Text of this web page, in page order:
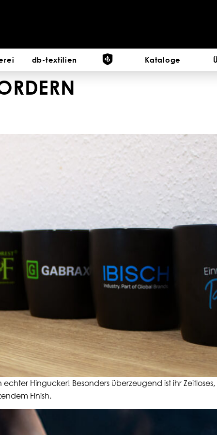
db-textilien Kataloge
echter Hingucker! Besonders überzeugend ist ihr
Finish.